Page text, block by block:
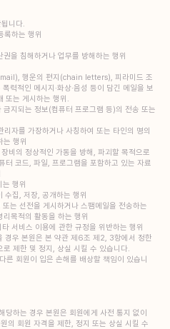
니다.
록하는 행위
을 침해하거나 업무를 방해하는 행위
행운의 편지(chain letters), 피라미드 조
력적인 메시지·화상·음성 등이 담긴 메일을 보
또는 게시하는 행위.
지되는 정보(컴퓨터 프로그램 등)의 전송 또는
자를 가장하거나 사칭하여 또는 타인의 명의
는 행위
비의 정상적인 가동을 방해, 파괴할 목적으로
터 코드, 파일, 프로그램을 포함하고 있는 자료
행위
수집, 저장, 공개하는 행위
는 선전을 게시하거나 스팸메일을 전송하는
목적의 활동을 하는 행위
서비스 이용에 관한 규정을 위반하는 행위
경우 본원은 본 약관 제6조 제2, 3항에서 정한
제한 및 정지, 상실 시킬 수 있습니다.
회원이 입은 손해를 배상할 책임이 있습니
당하는 경우 본원은 회원에게 사전 통지 없이
의 회원 자격을 제한, 정지 또는 상실 시킬 수